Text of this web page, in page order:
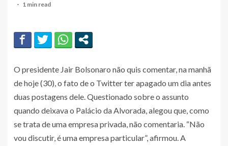
1 min read
O presidente Jair Bolsonaro não quis comentar, na manhã
de hoje (30), o fato de o Twitter ter apagado um dia antes
duas postagens dele. Questionado sobre o assunto
quando deixava o Palácio da Alvorada, alegou que, como
se trata de uma empresa privada, não comentaria. “Não
vou discutir, é uma empresa particular”, afirmou. A